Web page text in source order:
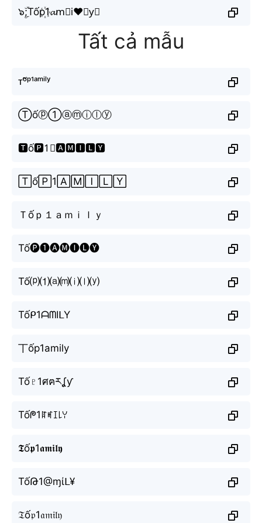
๖ۣۜ;Tốp꙰1𝓪m⃗i♥𝘭y⃘
Tất cả mẫu
ᴛᵒ̂́ᵖ¹ᵃᵐⁱˡʸ
Ⓣốⓟ①ⓐⓜⓘⓛⓨ
🆃ố🅿1⃣🅰🅼🅸🅻🆈
🅃ố🄿1🄰🄼🄸🄻🅈
Ｔốｐ１ａｍｉｌｙ
Tố🅟❶🅐🅜🅘🅛🅨
Tố⒫⑴⒜⒨⒤⒧⒴
Tốᑭ1ᗩᗰIᒪY
丅ốp1amily
Tố♇1ศฅརʆƴ
Tốᖘ1ꍏꎭꀤ꒒ꌩ
𝕿ố𝖕1𝖆𝖒𝖎𝖑𝖞
TốԹ1@ɱίᒪ¥
𝔗ố𝔭1𝔞𝔪𝔦𝔩𝔶